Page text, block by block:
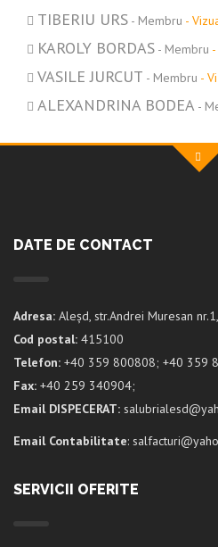
TIBERIU URS - Membru -
KAROLY BORDAS - Membru
VASILE JURCUT - Membru -
ALEXANDRINA BODEA -
DATE DE CONTACT
Adresa: Aleșd, str.Andrei Muresan
Cod postal: 415100
Telefon: +40 359 800808; +40 359
Fax: +40 259 340904;
Email DISPECERAT:
Email Contabilitate:
SERVICII OFERITE